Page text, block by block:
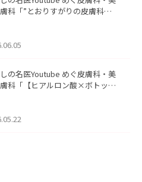
科「”とおりすがりの皮膚科
の名医Youtube めぐ皮膚科・美
科「【ヒアルロン酸×ボトック